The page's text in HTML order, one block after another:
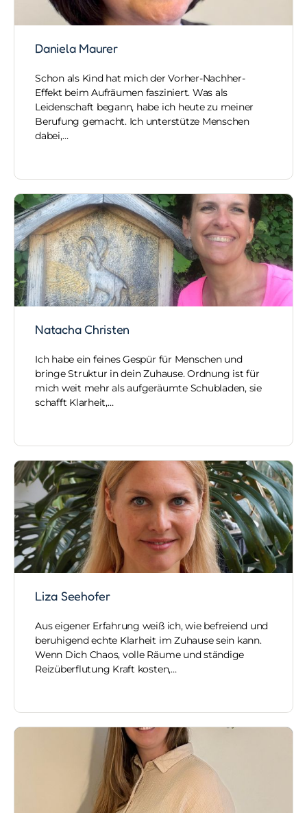
Daniela Maurer
Schon als Kind hat mich der Vorher-Nachher-
Effekt beim Aufräumen fasziniert. Was als
Leidenschaft begann, habe ich heute zu meiner
Berufung gemacht. Ich unterstütze Menschen
dabei,…
Natacha Christen
Ich habe ein feines Gespür für Menschen und
bringe Struktur in dein Zuhause. Ordnung ist für
mich weit mehr als aufgeräumte Schubladen, sie
schafft Klarheit,…
Liza Seehofer
Aus eigener Erfahrung weiß ich, wie befreiend und
beruhigend echte Klarheit im Zuhause sein kann.
Wenn Dich Chaos, volle Räume und ständige
Reizüberflutung Kraft kosten,…